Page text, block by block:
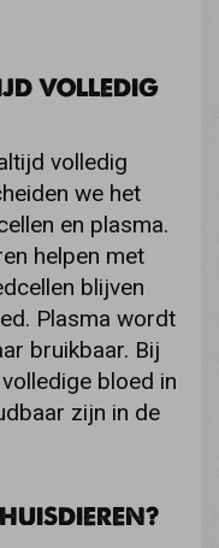
VOLLEDIG
volledig
we het
en plasma.
helpen met
blijven
Plasma wordt
bruikbaar. Bij
bloed in
zijn in de